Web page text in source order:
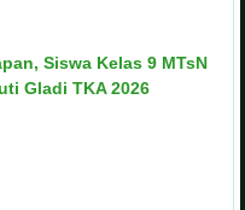
Siswa Kelas 9 MTsN
Gladi TKA 2026